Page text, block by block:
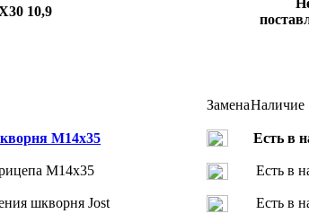
10,9
ЗаменаНаличие
M14x35 Есть в
М14х35 Есть в
шкворня Jost Есть в